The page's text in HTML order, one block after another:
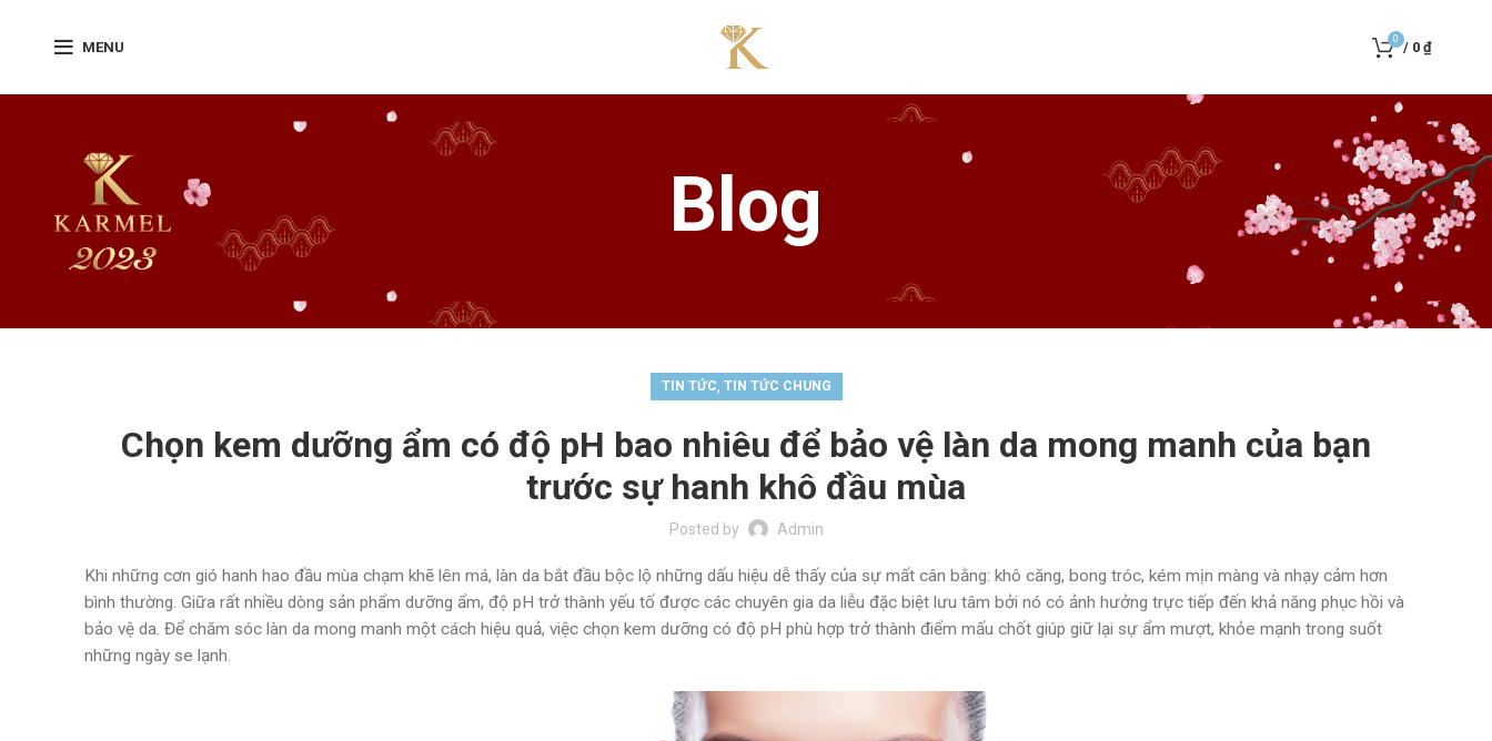
MENU
0
/ 0₫
Blog
TIN TỨC, TIN TỨC CHUNG
Chọn kem dưỡng ẩm có độ pH bao nhiêu để bảo vệ làn da mong manh của bạn
trước sự hanh khô đầu mùa
Posted by Admin
Khi những cơn gió hanh hao đầu mùa chạm khẽ lên má, làn da bắt đầu bộc lộ những dấu hiệu dễ thấy của sự mất cân bằng: khô căng, bong tróc, kém mịn màng và nhạy cảm hơn
bình thường. Giữa rất nhiều dòng sản phẩm dưỡng ẩm, độ pH trở thành yếu tố được các chuyên gia da liễu đặc biệt lưu tâm bởi nó có ảnh hưởng trực tiếp đến khả năng phục hồi và
bảo vệ da. Để chăm sóc làn da mong manh một cách hiệu quả, việc chọn kem dưỡng có độ pH phù hợp trở thành điểm mấu chốt giúp giữ lại sự ẩm mượt, khỏe mạnh trong suốt
những ngày se lạnh.